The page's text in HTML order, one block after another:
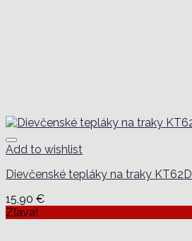
Add to wishlist
Dievčenské tepláky na traky KT62D
15,90 €
Zľava!